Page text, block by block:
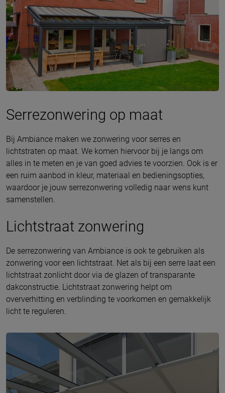
Serrezonwering op maat
Bij Ambiance maken we zonwering voor serres en
lichtstraten op maat. We komen hiervoor bij je langs om
alles in te meten en je van goed advies te voorzien. Ook is er
een ruim aanbod in kleur, materiaal en bedieningsopties,
waardoor je jouw serrezonwering volledig naar wens kunt
samenstellen.
Lichtstraat zonwering
De serrezonwering van Ambiance is ook te gebruiken als
zonwering voor een lichtstraat. Net als bij een serre laat een
lichtstraat zonlicht door via de glazen of transparante
dakconstructie. Lichtstraat zonwering helpt om
oververhitting en verblinding te voorkomen en gemakkelijk
licht te reguleren.